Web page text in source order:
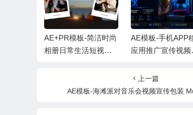
AE+PR模板-简洁时尚
相册日常生活短视频
AE模板-手机APP
应用推广宣传视频
上一篇
AE模板-海滩派对音乐会视频宣传包装